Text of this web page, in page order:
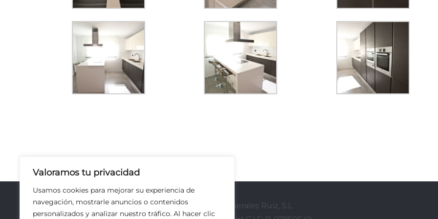
Valoramos tu privacidad
Usamos cookies para mejorar su experiencia de
navegación, mostrarle anuncios o contenidos
personalizados y analizar nuestro tráfico. Al hacer clic
© Copyright2026 Construcciones Generales Ruiz, S.L.